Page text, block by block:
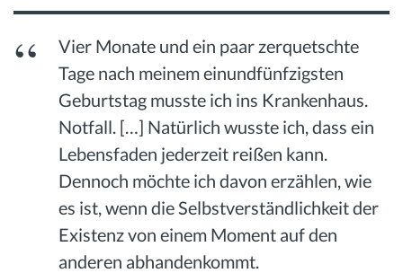
Vier Monate und ein paar zerquetschte
Tage nach meinem einundfünfzigsten
Geburtstag musste ich ins Krankenhaus.
Notfall. […] Natürlich wusste ich, dass ein
Lebensfaden jederzeit reißen kann.
Dennoch möchte ich davon erzählen, wie
es ist, wenn die Selbstverständlichkeit der
Existenz von einem Moment auf den
anderen abhandenkommt.